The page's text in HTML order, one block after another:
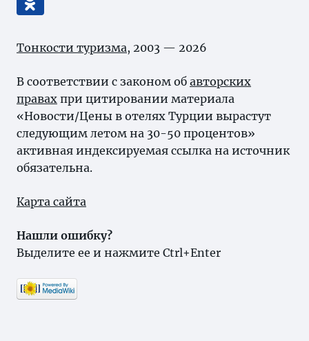
Тонкости туризма, 2003 — 2026
В соответствии с законом об авторских
правах при цитировании материала
«Новости/Цены в отелях Турции вырастут
следующим летом на 30-50 процентов»
активная индексируемая ссылка на источник
обязательна.
Карта сайта
Нашли ошибку?
Выделите ее и нажмите Ctrl+Enter